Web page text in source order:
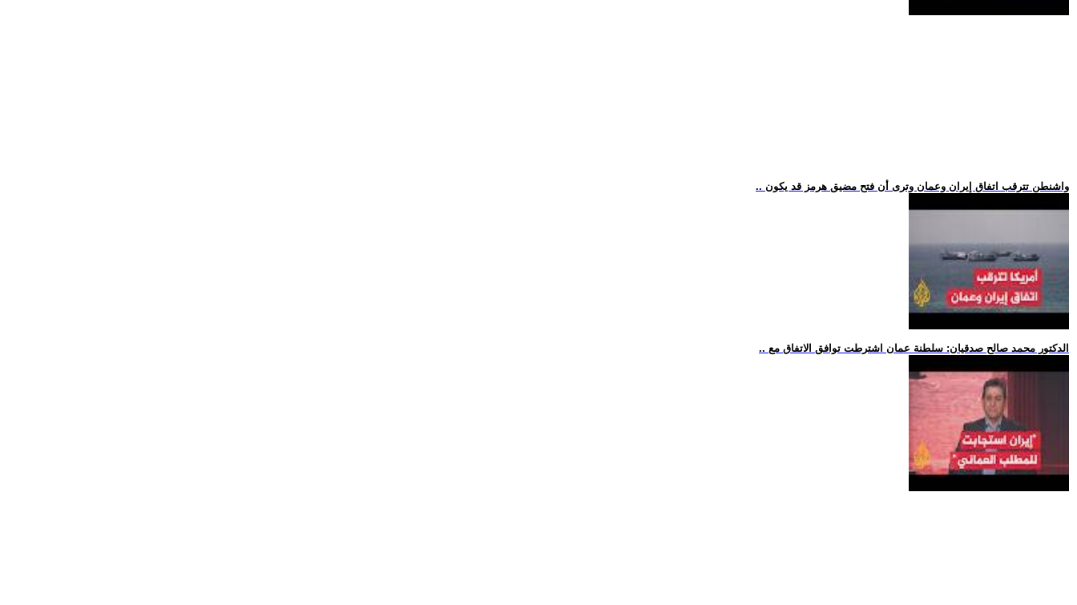
.. واشنطن تترقب اتفاق إيران وعمان وترى أن فتح مضيق هرمز قد يكون
.. الدكتور محمد صالح صدقيان: سلطنة عمان اشترطت توافق الاتفاق مع